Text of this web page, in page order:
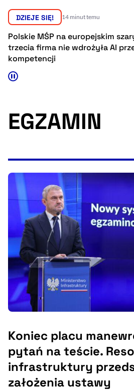
Ułatwienia
Deklaracja dostępności, otwiera się
DZIEJE SIĘ! 14 minut temu
Polskie MŚP na europejskim
trzecia firma nie wdrożyła AI
kompetencji
EGZAMIN
Koniec placu
pytań na teście.
infrastruktury
założenia ustawy